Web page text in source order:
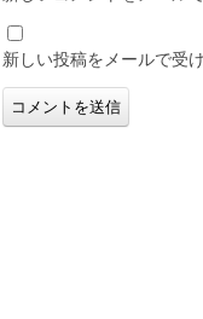
新しい投稿をメールで受